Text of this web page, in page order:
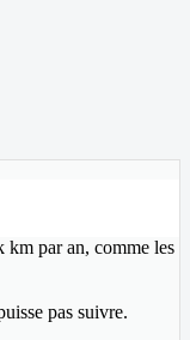
par an, comme les
pas suivre.